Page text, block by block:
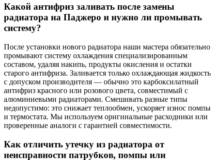
Какой антифриз заливать после замены
радиатора на Паджеро и нужно ли промывать
систему?
После установки нового радиатора наши мастера обязательно
промывают систему охлаждения специализированным
составом, удаляя накипь, продукты окисления и остатки
старого антифриза. Заливается только охлаждающая жидкость
с допуском производителя — обычно это карбоксилатный
антифриз красного или розового цвета, совместимый с
алюминиевыми радиаторами. Смешивать разные типы
недопустимо: это снижает теплообмен, ускоряет износ помпы
и термостата. Мы используем оригинальные расходники или
проверенные аналоги с гарантией совместимости.
Как отличить утечку из радиатора от
неисправности патрубков, помпы или